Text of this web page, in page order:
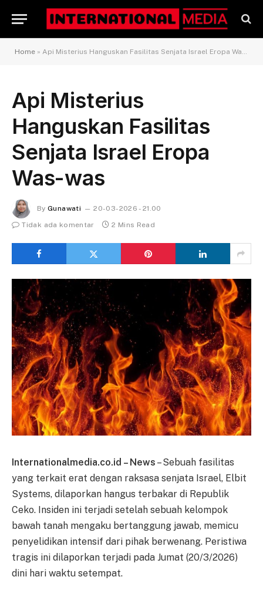
Home » Api Misterius Hanguskan Fasilitas Senjata Israel Eropa Was-was
Api Misterius
Hanguskan Fasilitas
Senjata Israel Eropa
Was-was
By Gunawati
20-03-2026 - 21.00
Tidak ada komentar
2 Mins Read
Internationalmedia.co.id – News – Sebuah fasilitas
yang terkait erat dengan raksasa senjata Israel, Elbit
Systems, dilaporkan hangus terbakar di Republik
Ceko. Insiden ini terjadi setelah sebuah kelompok
bawah tanah mengaku bertanggung jawab, memicu
penyelidikan intensif dari pihak berwenang. Peristiwa
tragis ini dilaporkan terjadi pada Jumat (20/3/2026)
dini hari waktu setempat.